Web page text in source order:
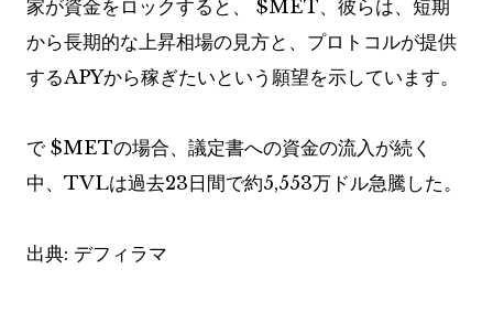
家が資金をロックすると、 $MET、彼らは、短期
から長期的な上昇相場の見方と、プロトコルが提供
するAPYから稼ぎたいという願望を示しています。
で$METの場合、議定書への資金の流入が続く
中、TVLは過去23日間で約5,553万ドル急騰した。
出典: デフィラマ